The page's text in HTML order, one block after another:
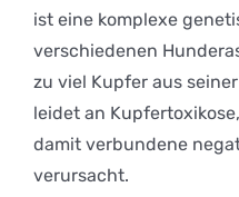
ist eine komplexe
verschiedenen
zu viel Kupfer aus
leidet an
damit verbundene
verursacht.